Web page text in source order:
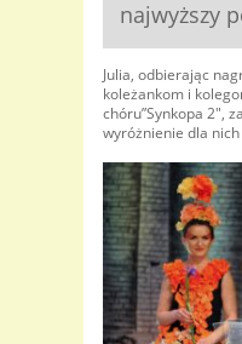
najwyższy
Julia, odbierając
koleżankom i
chóru”Synkopa 2″,
wyróżnienie dla